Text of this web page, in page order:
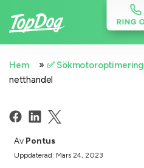
Hem » ✅ Sökmotoroptimering
netthandel
Av Pontus
Uppdaterad: Mars 24, 2023